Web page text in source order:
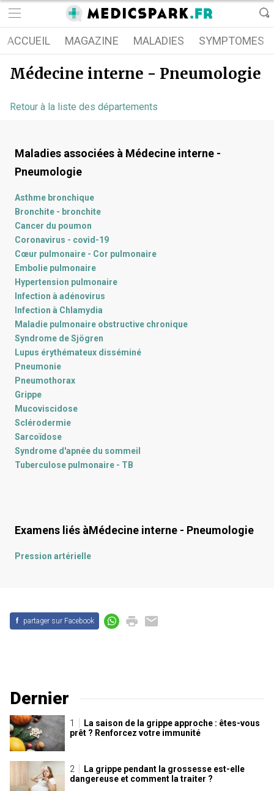
ACCUEIL MAGAZINE MALADIES SYMPTOMES
Médecine interne - Pneumologie
Retour à la liste des départements
Maladies associées à Médecine interne -
Pneumologie
Asthme bronchique
Bronchite - bronchite
Cancer du poumon
Coronavirus - covid-19
Cœur pulmonaire - Cor pulmonaire
Embolie pulmonaire
Hypertension pulmonaire
Infection à adénovirus
Infection à Chlamydia
Maladie pulmonaire obstructive chronique
Syndrome de Sjögren
Lupus érythémateux disséminé
Pneumonie
Pneumothorax
Grippe
Mucoviscidose
Sclérodermie
Sarcoïdose
Syndrome d'apnée du sommeil
Tuberculose pulmonaire - TB
Examens liés àMédecine interne - Pneumologie
Pression artérielle
f partager sur Facebook
Dernier
La saison de la grippe approche : êtes-vous
prêt ? Renforcez votre immunité
La grippe pendant la grossesse est-elle
dangereuse et comment la traiter ?